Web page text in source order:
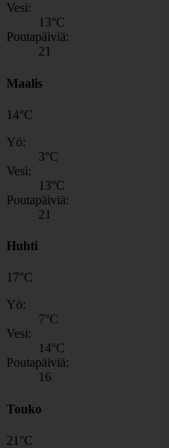
Vesi:
13°C
Poutapäiviä:
21
Maalis
14°C
Yö:
3°C
Vesi:
13°C
Poutapäiviä:
21
Huhti
17°C
Yö:
7°C
Vesi:
14°C
Poutapäiviä:
16
Touko
21 °C